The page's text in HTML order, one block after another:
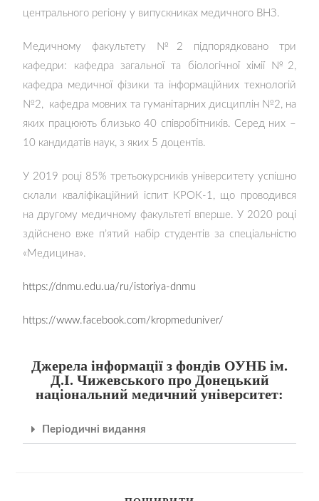
центрального регіону у випускниках медичного ВНЗ.
Медичному факультету №2 підпорядковано три
кафедри: кафедра загальної та біологічної хімії №2,
кафедра медичної фізики та інформаційних технологій
№2, кафедра мовних та гуманітарних дисциплін №2, на
яких працюють близько 40 співробітників. Серед них –
10 кандидатів наук, з яких 5 доцентів.
У 2019 році 85% третьокурсників університету успішно
склали кваліфікаційний іспит КРОК-1, що проводився
на другому медичному факультеті вперше. У 2020 році
здійснено вже п’ятий набір студентів за спеціальністю
«Медицина».
https://dnmu.edu.ua/ru/istoriya-dnmu
https://www.facebook.com/kropmeduniver/
Джерела інформації з фондів ОУНБ ім.
Д.І. Чижевського про Донецький
національний медичний університет:
Періодичні видання